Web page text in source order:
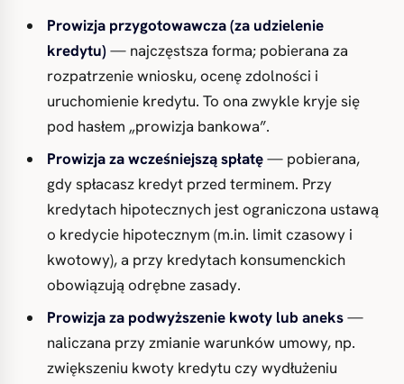
Prowizja przygotowawcza (za udzielenie
kredytu)— najczęstsza forma; pobierana za
rozpatrzenie wniosku, ocenę zdolności i
uruchomienie kredytu. To ona zwykle kryje się
pod hasłem „prowizja bankowa”.
Prowizja za wcześniejszą spłatę— pobierana,
gdy spłacasz kredyt przed terminem. Przy
kredytach hipotecznych jest ograniczona ustawą
o kredycie hipotecznym (m.in. limit czasowy i
kwotowy), a przy kredytach konsumenckich
obowiązują odrębne zasady.
Prowizja za podwyższenie kwoty lub aneks—
naliczana przy zmianie warunków umowy, np.
zwiększeniu kwoty kredytu czy wydłużeniu